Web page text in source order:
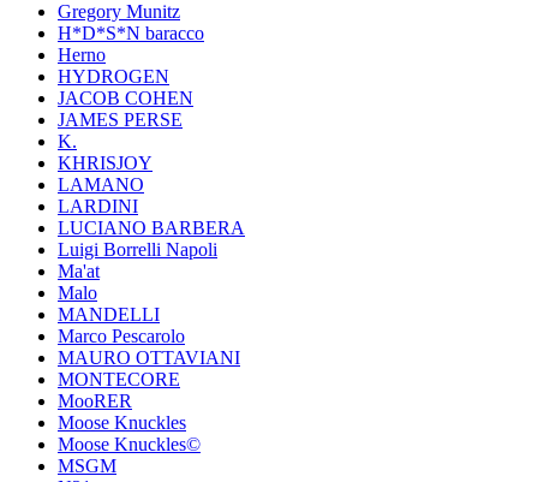
Gregory Munitz
H*D*S*N baracco
Herno
HYDROGEN
JACOB COHEN
JAMES PERSE
K.
KHRISJOY
LAMANO
LARDINI
LUCIANO BARBERA
Luigi Borrelli Napoli
Ma'at
Malo
MANDELLI
Marco Pescarolo
MAURO OTTAVIANI
MONTECORE
MooRER
Moose Knuckles
Moose Knuckles©️
MSGM